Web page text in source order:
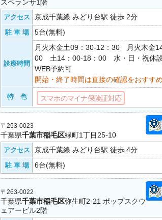
スペランサ1階
アクセス 京成千葉線 みどり台駅 徒歩 2分
駐 車 場 5台(無料)
診療時間
月火木金土09：30-12：30 月火木金
00 土14：00-18：00 水・日・祝
WEB予約可
開始・終了時間は直接の確認をおすす
特 色 スマホのマイナ保険証対応
〒263-0023
千葉県千葉市稲毛区緑町1丁目25-10
アクセス 京成千葉線 みどり台駅 徒歩 4分
駐 車 場 6台(無料)
〒263-0022
千葉県千葉市稲毛区弥生町2-21 ポップスクウ
ェアービル2階